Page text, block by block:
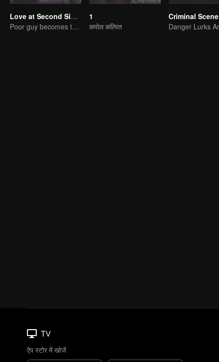
Love at Second Sight
Poor guy becomes the domineering CEO and pursues his first love
1
कपोल कल्पित
Criminal Scene
TV
ऐप स्टोर में खोजें